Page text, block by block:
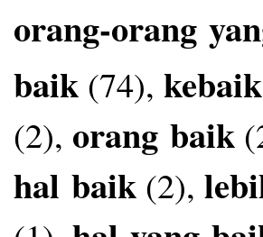
orang-orang
baik (74),
(2), orang baik
hal baik (2),